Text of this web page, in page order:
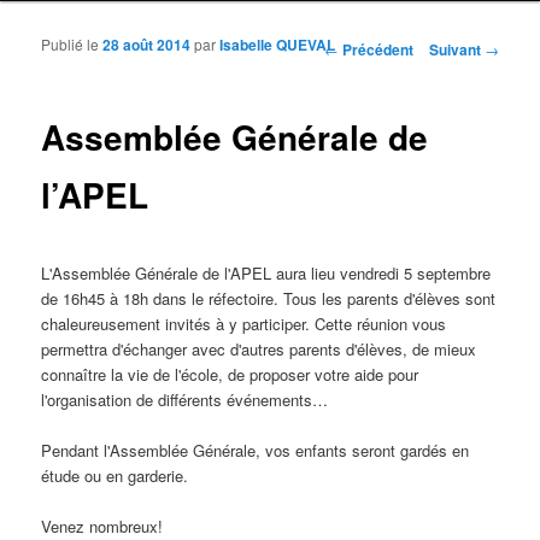
Navigation des articles
← Précédent Suivant →
Assemblée Générale de
l’APEL
Publié le28 août 2014parIsabelle QUEVAL
L'Assemblée Générale de l'APEL aura lieu vendredi 5 septembre
de 16h45 à 18h dans le réfectoire. Tous les parents d'élèves sont
chaleureusement invités à y participer. Cette réunion vous
permettrad'échanger avec d'autres parents d'élèves,de mieux
connaître la vie de l'école, de proposer votre aide pour
l'organisation de différents événements…
Pendant l'Assemblée Générale, vos enfants seront gardés en
étude ou en garderie.
Venez nombreux!